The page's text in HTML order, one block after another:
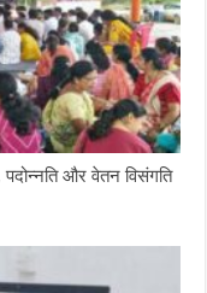
और वेतन विसंगति